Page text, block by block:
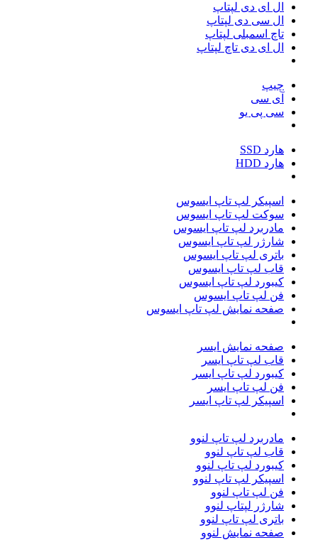
ال ای دی لپتاپ
ال سی دی لپتاپ
تاچ اسمبلی لپتاپ
ال ای دی تاچ لپتاپ
چیپ
آی سی
سی پی یو
هارد SSD
هارد HDD
اسپیکر لپ تاپ ایسوس
سوکت لپ تاپ ایسوس
مادربرد لپ تاپ ایسوس
شارژر لپ تاپ ایسوس
باتری لپ تاپ ایسوس
قاب لپ تاپ ایسوس
کیبورد لپ تاپ ایسوس
فن لپ تاپ ایسوس
صفحه نمایش لپ تاپ ایسوس
صفحه نمایش ایسر
قاب لپ تاپ ایسر
کیبورد لپ تاپ ایسر
فن لپ تاپ ایسر
اسپیکر لپ تاپ ایسر
مادربرد لپ تاپ لنوو
قاب لپ تاپ لنوو
کیبورد لپ تاپ لنوو
اسپیکر لپ تاپ لنوو
فن لپ تاپ لنوو
شارژر لپتاپ لنوو
باتری لپ تاپ لنوو
صفحه نمایش لنوو